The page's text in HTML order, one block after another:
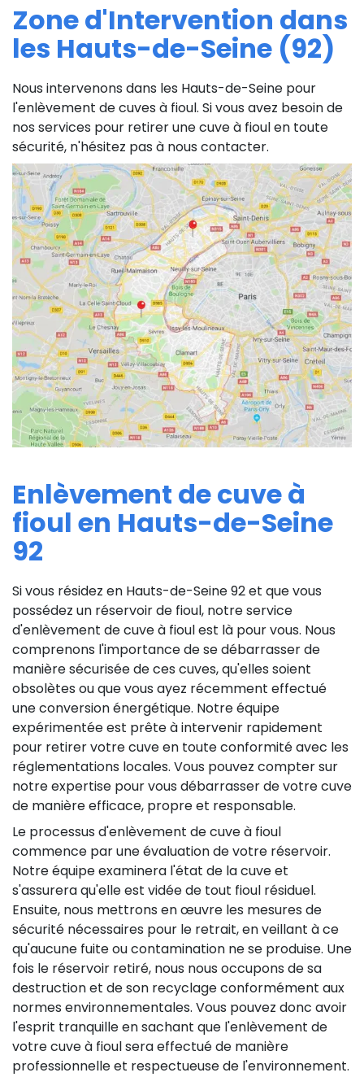
Zone d'Intervention dans
les Hauts-de-Seine (92)
Nous intervenons dans les Hauts-de-Seine pour
l'enlèvement de cuves à fioul. Si vous avez besoin de
nos services pour retirer une cuve à fioul en toute
sécurité, n'hésitez pas à nous contacter.
Enlèvement de cuve à
fioul en Hauts-de-Seine
92
Si vous résidez en Hauts-de-Seine 92 et que vous
possédez un réservoir de fioul, notre service
d'enlèvement de cuve à fioul est là pour vous. Nous
comprenons l'importance de se débarrasser de
manière sécurisée de ces cuves, qu'elles soient
obsolètes ou que vous ayez récemment effectué
une conversion énergétique. Notre équipe
expérimentée est prête à intervenir rapidement
pour retirer votre cuve en toute conformité avec les
réglementations locales. Vous pouvez compter sur
notre expertise pour vous débarrasser de votre cuve
de manière efficace, propre et responsable.
Le processus d'enlèvement de cuve à fioul
commence par une évaluation de votre réservoir.
Notre équipe examinera l'état de la cuve et
s'assurera qu'elle est vidée de tout fioul résiduel.
Ensuite, nous mettrons en œuvre les mesures de
sécurité nécessaires pour le retrait, en veillant à ce
qu'aucune fuite ou contamination ne se produise. Une
fois le réservoir retiré, nous nous occupons de sa
destruction et de son recyclage conformément aux
normes environnementales. Vous pouvez donc avoir
l'esprit tranquille en sachant que l'enlèvement de
votre cuve à fioul sera effectué de manière
professionnelle et respectueuse de l'environnement.